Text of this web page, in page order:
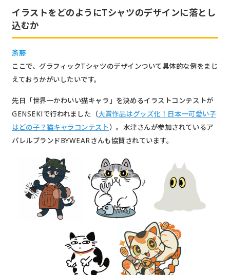
イラストをどのようにTシャツのデザインに落とし
込むか
斎藤
ここで、グラフィックTシャツのデザインついて具体的な例をまじ
えておうかがいしたいです。
先日「世界一かわいい猫キャラ」を決めるイラストコンテストが
GENSEKIで行われました（大賞作品はグッズ化！日本一可愛い子
はどの子？猫キャラコンテスト）。水津さんが参加されているア
パレルブランドBYWEARさんも協賛されています。